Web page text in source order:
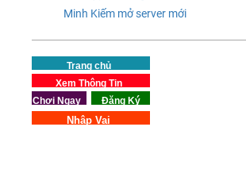
Minh Kiếm mở server mới
Trang chủ
Xem Thông Tin
Chơi Ngay
Đăng Ký
Nhập Vai